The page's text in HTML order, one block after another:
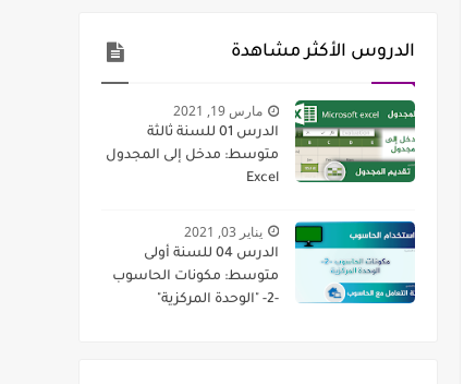
الدروس الأكثر مشاهدة
مارس 19, 2021
الدرس 01 للسنة ثالثة
متوسط: مدخل إلى المجدول
Excel
يناير 03, 2021
الدرس 04 للسنة أولى
متوسط: مكونات الحاسوب
-2- "الوحدة المركزية"